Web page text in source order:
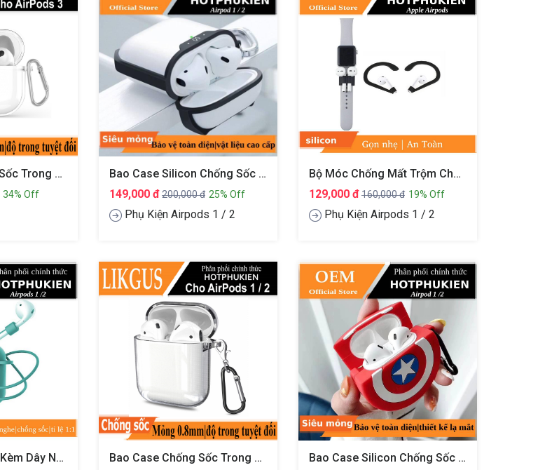
Bao Case Chống Sốc Trong Suốt Cho Airpods 3 Hiệu Likgus Crystal Shell (Mỏng 0.8mm, Bảo Vệ Toàn Diện, Vật Liệu Cao Cấp)
34% Off
Bao Case Silicon Chống Sốc Siêu Mỏng Cho Tai Nghe Apple Airpods 1 / 2 Hiệu XUNDD Drop Resistant (Thiết Kế Siêu Mỏng Kiểu Dáng Viền Màu Bảo Vệ Chắc Chắn)
149,000 đ200,000 đ 25% Off
Phụ Kiện Airpods 1 / 2
Bộ Móc Chống Mất Trộm Cho Tai Nghe Apple Airpods 1 / 2 ( Phù Hợp Cho Đeo Tai Và Móc Tay )
129,000 đ160,000 đ 19% Off
Phụ Kiện Airpods 1 / 2
Bao Case Silicon Kèm Dây Nối Chống Mất Cho Tai Nghe Apple Airpods 1 / 2 Hiệu Rock Carying Case (chống Vân Tay Chống Bám Bẩn Vật Liệu Cao Cấp Tỉ Lệ 1:1 Chống Mất Tai Nghe)
Bao Case Chống Sốc Trong Suốt Cho Airpods 1 / 2 Hiệu Likgus Crystal Shell (Mỏng 0.8mm, Bảo Vệ Toàn Diện, Vật Liệu Cao Cấp)
Bao Case Silicon Chống Sốc Cho Tai Nghe Apple Airpods 1 / 2 Kiểu Dáng Khiên Đội Trưởng (chống Vân Tay Chống Bám Bẩn Vật Liệu Cao Cấp)